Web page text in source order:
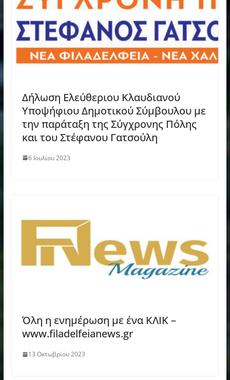
Δήλωση Ελεύθεριου Κλαυδιανού
Υποψήφιου Δημοτικού Σύμβουλου με
την παράταξη της Σύγχρονης Πόλης
και του Στέφανου Γατσούλη
6 Ιουλίου 2023
Όλη η ενημέρωση με ένα ΚΛΙΚ –
www.filadelfeianews.gr
13 Οκτωβρίου 2023